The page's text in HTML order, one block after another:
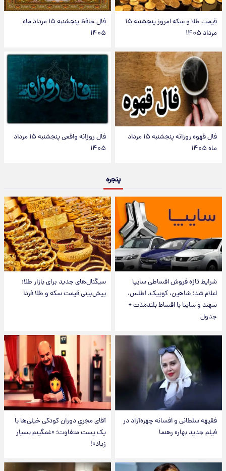
قیمت طلا و سکه امروز پنجشنبه ۱۵
مرداد ۱۴۰۵
فال حافظ پنجشنبه ۱۵ مرداد ماه
۱۴۰۵
فال قهوه روزانه پنجشنبه ۱۵ مرداد
ماه ۱۴۰۵
فال روزانه واقعی پنجشنبه ۱۵ مرداد
۱۴۰۵
پنجره
شرایط تازه فروش اقساطی سایپا
اعلام شد؛ شاهین، کوییک، اطلس،
سهند و ساینا با اقساط بلندمدت +
جدول
سیگنال‌های جدید برای بازار طلا؛
پیش‌بینی قیمت سکه و طلا فردا
فقیهه سلطانی و افسانه چهره‌آزاد در
فیلم جدید بهاره رهنما
آقای مجریِ دوران کودکی خیلی‌ها با
یک پست متفاوت؛ «غمگینم بسیار
زیاد»!